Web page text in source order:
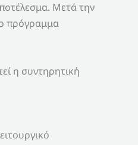
Μετά την
πρόγραμμα
η συντηρητική